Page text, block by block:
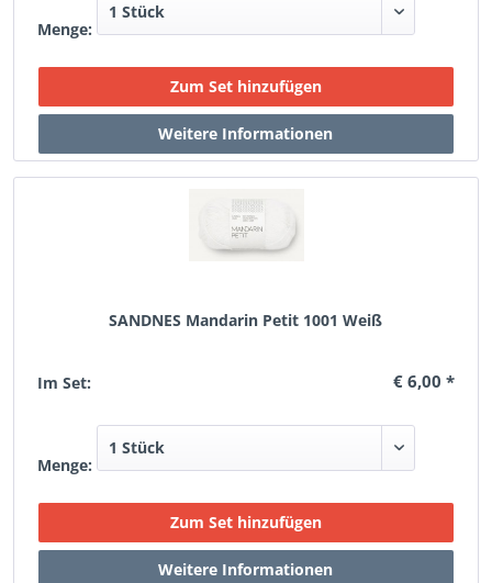
Menge:
SANDNES Mandarin Petit 1001 Weiß
Im Set: € 6,00 *
Menge: